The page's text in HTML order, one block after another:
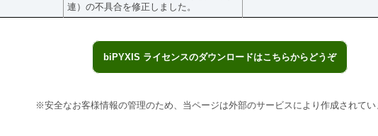
連）の不具合を修正しました。
biPYXIS ライセンスのダウンロードはこちらからどうぞ
※安全なお客様情報の管理のため、当ページは外部のサービスにより作成されてい